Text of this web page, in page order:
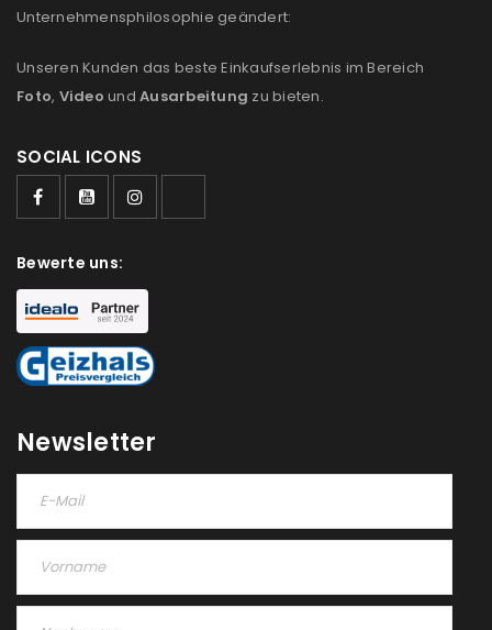
Unternehmensphilosophie geändert:
Unseren Kunden das beste Einkaufserlebnis im Bereich
Foto, Video und Ausarbeitung zu bieten.
SOCIAL ICONS
Bewerte uns:
Newsletter